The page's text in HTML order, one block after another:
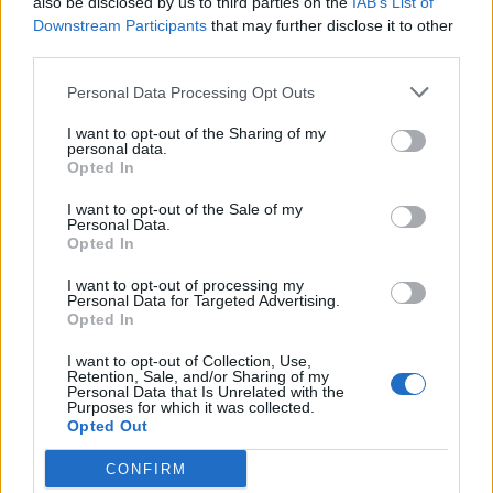
Downstream Participants that may further disclose it to other
Personal Data Processing Opt Outs
I want to opt-out of the Sharing of my
personal data.
Opted In
I want to opt-out of the Sale of my
Personal Data.
Opted In
I want to opt-out of processing my
Personal Data for Targeted Advertising.
Opted In
I want to opt-out of Collection, Use,
Retention, Sale, and/or Sharing of my
Personal Data that Is Unrelated with the
Purposes for which it was collected.
Opted Out
CONFIRM
In evidenza